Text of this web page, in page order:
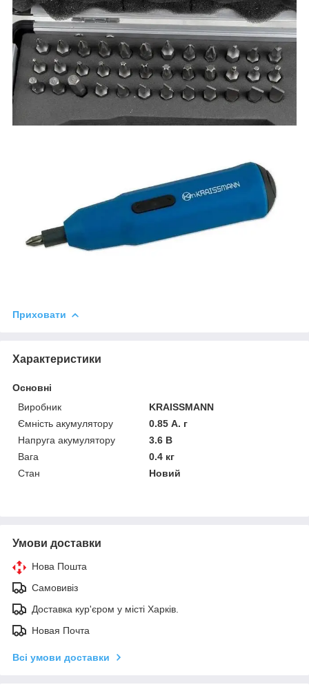
Приховати
Характеристики
Основні
Виробник
KRAISSMANN
Ємність акумулятору
0.85 А. г
Напруга акумулятору
3.6 В
Вага
0.4 кг
Стан
Новий
Умови доставки
Нова Пошта
Самовивіз
Доставка кур'єром у місті Харків.
Новая Почта
Всі умови доставки